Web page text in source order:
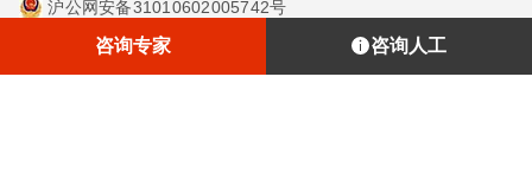
咨询人工
沪公网安备31010602005742号
埃太科™（上海）贸易有限责任公司
沪ICP备20013748号-2
咨询专家